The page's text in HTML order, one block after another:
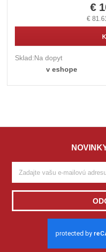
€
€
Sklad:Na dopyt
v eshope